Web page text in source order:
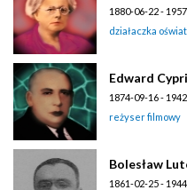
1880-06-22 -
działaczka
Edward
1874-09-16 -
reżyser filmowy
Bolesław
1861-02-25 -